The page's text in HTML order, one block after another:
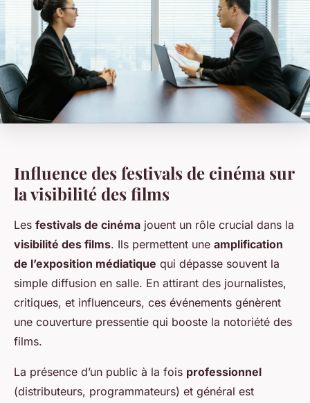
Influence des festivals de cinéma sur
la visibilité des films
Les festivals de cinéma jouent un rôle crucial dans la
visibilité des films. Ils permettent une amplification
de l’exposition médiatique qui dépasse souvent la
simple diffusion en salle. En attirant des journalistes,
critiques, et influenceurs, ces événements génèrent
une couverture pressentie qui booste la notoriété des
films.
La présence d’un public à la fois professionnel
(distributeurs, programmateurs) et général est